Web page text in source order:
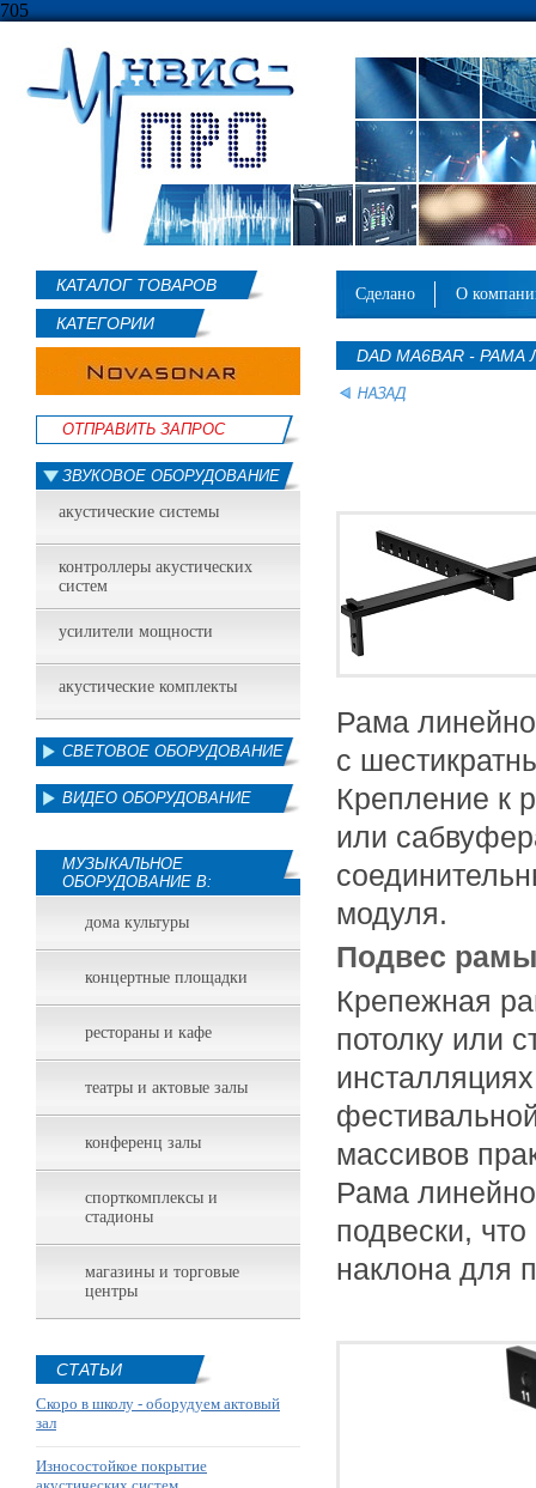
705
КАТАЛОГ ТОВАРОВ
КАТЕГОРИИ
ОТПРАВИТЬ ЗАПРОС
ЗВУКОВОЕ ОБОРУДОВАНИЕ
акустические системы
контроллеры акустических
систем
усилители мощности
акустические комплекты
СВЕТОВОЕ ОБОРУДОВАНИЕ
ВИДЕО ОБОРУДОВАНИЕ
МУЗЫКАЛЬНОЕ
ОБОРУДОВАНИЕ В:
дома культуры
концертные площадки
рестораны и кафе
театры и актовые залы
конференц залы
спорткомплексы и
стадионы
магазины и торговые
центры
СТАТЬИ
Скоро в школу - оборудуем актовый
зал
Износостойкое покрытие
сделано о
DAD MA6BAR -
Рама
с
Крепление к
или
модуля.
Подвес
Крепежная
потолку или
массивов
Рама
подвески,
наклона для